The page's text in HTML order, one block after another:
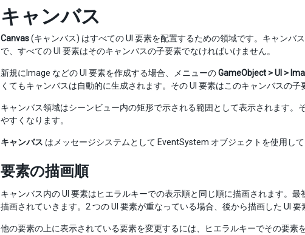
キャンバス
Canvas(キャンバス) はすべての UI 要素を配置するための領域です。キャンバ
で、すべての UI 要素はそのキャンバスの子要素でなければいけません。
新規にImage などの UI 要素を作成する場合、メニューのGameObject > UI >
くてもキャンバスは自動的に生成されます。その UI 要素はこのキャンバスの子
キャンバス領域はシーンビュー内の矩形で示される範囲として表示されます。
やすくなります。
キャンバス はメッセージシステムとして EventSystem オブジェクトを使用して
要素の描画順
キャンバス内の UI 要素はヒエラルキーでの表示順と同じ順に描画されます。
描画されていきます。2 つの UI 要素が重なっている場合、後から描画した UI 要
他の要素の上に表示されている要素を変更するには、ヒエラルキーでその要